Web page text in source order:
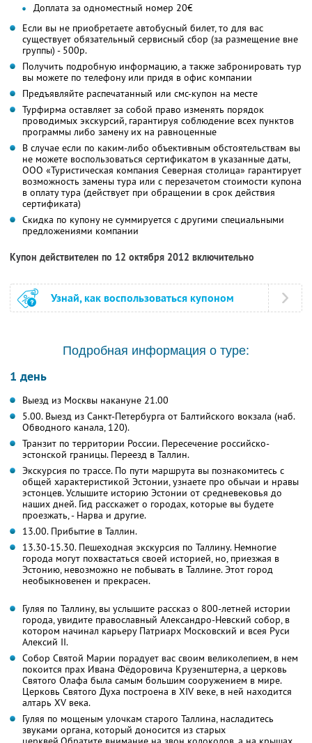
Доплата за одноместный номер 20€
Если вы не приобретаете автобусный билет, то для вас
существует обязательный сервисный сбор (за размещение вне
группы) - 500р.
Получить подробную информацию, а также забронировать тур
вы можете по телефону или придя в офис компании
Предъявляйте распечатанный или смс-купон на месте
Турфирма оставляет за собой право изменять порядок
проводимых экскурсий, гарантируя соблюдение всех пунктов
программы либо замену их на равноценные
В случае если по каким-либо объективным обстоятельствам вы
не можете воспользоваться сертификатом в указанные даты,
ООО «Туристическая компания Северная столица» гарантирует
возможность замены тура или с перезачетом стоимости купона
в оплату тура (действует при обращении в срок действия
сертификата)
Скидка по купону не суммируется с другими специальными
предложениями компании
Купон действителен по 12 октября 2012 включительно
Узнай, как воспользоваться купоном
Подробная информация о туре:
1 день
Выезд из Москвы накануне 21.00
5.00. Выезд из Санкт-Петербурга от Балтийского вокзала (наб.
Обводного канала, 120).
Транзит по территории России. Пересечение российско-
эстонской границы. Переезд в Таллин.
Экскурсия по трассе. По пути маршрута вы познакомитесь с
общей характеристикой Эстонии, узнаете про обычаи и нравы
эстонцев. Услышите историю Эстонии от средневековья до
наших дней. Гид расскажет о городах, которые вы будете
проезжать, - Нарва и другие.
13.00. Прибытие в Таллин.
13.30-15.30. Пешеходная экскурсия по Таллину. Немногие
города могут похвастаться своей историей, но, приезжая в
Эстонию, невозможно не побывать в Таллине. Этот город
необыкновенен и прекрасен.
Гуляя по Таллину, вы услышите рассказ о 800-летней истории
города, увидите православный Александро-Невский собор, в
котором начинал карьеру Патриарх Московский и всея Руси
Алексий II.
Собор Святой Марии порадует вас своим великолепием, в нем
покоится прах Ивана Фёдоровича Крузенштерна, а церковь
Святого Олафа была самым большим сооружением в мире.
Церковь Святого Духа построена в XIV веке, в ней находится
алтарь XV века.
Гуляя по мощеным улочкам старого Таллина, насладитесь
звуками органа, который доносится из старых